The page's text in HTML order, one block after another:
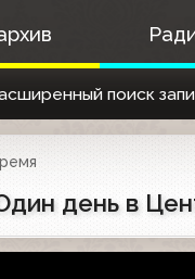
поиск
день в